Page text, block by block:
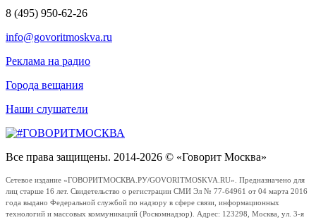
8 (495) 950-62-26
info@govoritmoskva.ru
Реклама на радио
Города вещания
Наши слушатели
Все права защищены. 2014-2026 © «Говорит Москва»
Сетевое издание «ГОВОРИТМОСКВА.РУ/GOVORITMOSKVA.RU». Предназначено для
лиц старше 16 лет. Свидетельство о регистрации СМИ Эл № 77-64961 от 04 марта 2016
года выдано Федеральной службой по надзору в сфере связи, информационных
технологий и массовых коммуникаций (Роскомнадзор). Адрес: 123298, Москва, ул. 3-я